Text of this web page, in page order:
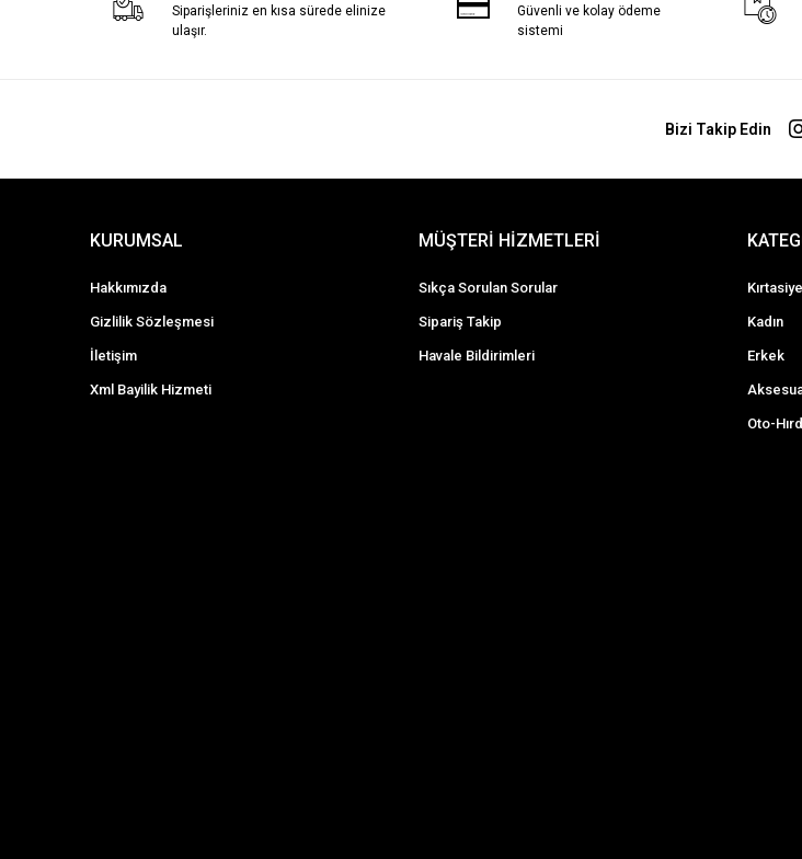
Siparişleriniz en kısa sürede elinize
ulaşır.
Güvenli ve kolay ödeme
sistemi
Bizi Takip Edin
KURUMSAL
Hakkımızda
Gizlilik Sözleşmesi
İletişim
Xml Bayilik Hizmeti
MÜŞTERİ HİZMETLERİ
Sıkça Sorulan Sorular
Sipariş Takip
Havale Bildirimleri
Kadın
Erkek
Oto-